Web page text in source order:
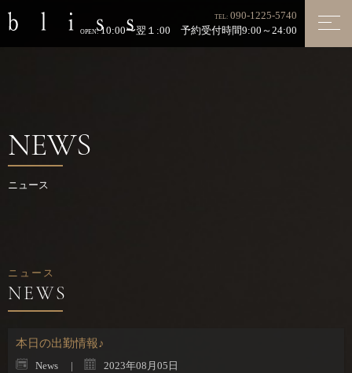
TEL: 090-1225-5740
OPEN:10:00〜翌１:00 予約受付時間9:00～24:00
NEWS
ニュース
ニュース
本日の出勤情報♪
News 2023年08月05日